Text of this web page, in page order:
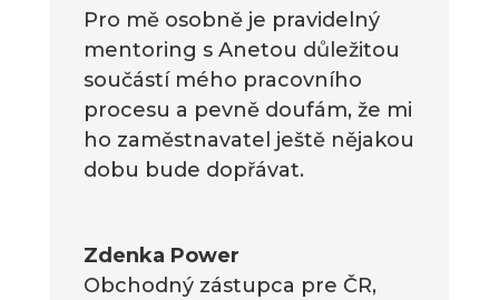
Pro mě osobně je pravidelný
mentoring s Anetou důležitou
součástí mého pracovního
procesu a pevně doufám, že mi
ho zaměstnavatel ještě nějakou
dobu bude dopřávat.
Zdenka Power
Obchodný zástupca pre ČR,